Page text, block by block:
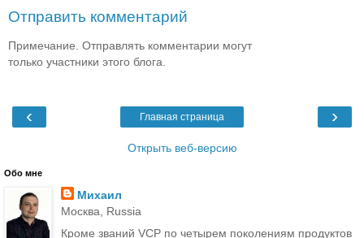
Отправить комментарий
Примечание. Отправлять комментарии могут
только участники этого блога.
‹ ›
Главная страница
Открыть веб-версию
Обо мне
Михаил
Москва, Russia
Кроме званий VCP по четырем поколениям продуктов